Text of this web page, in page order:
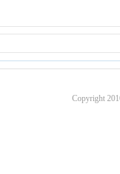
Copyright